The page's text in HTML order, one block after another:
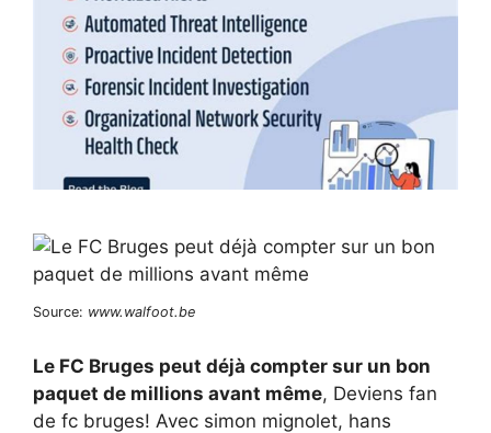
Source: www.walfoot.be
Le FC Bruges peut déjà compter sur un bon
paquet de millions avant même, Deviens fan
de fc bruges! Avec simon mignolet, hans